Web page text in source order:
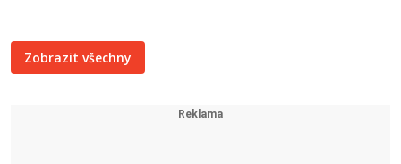
Zobrazit všechny